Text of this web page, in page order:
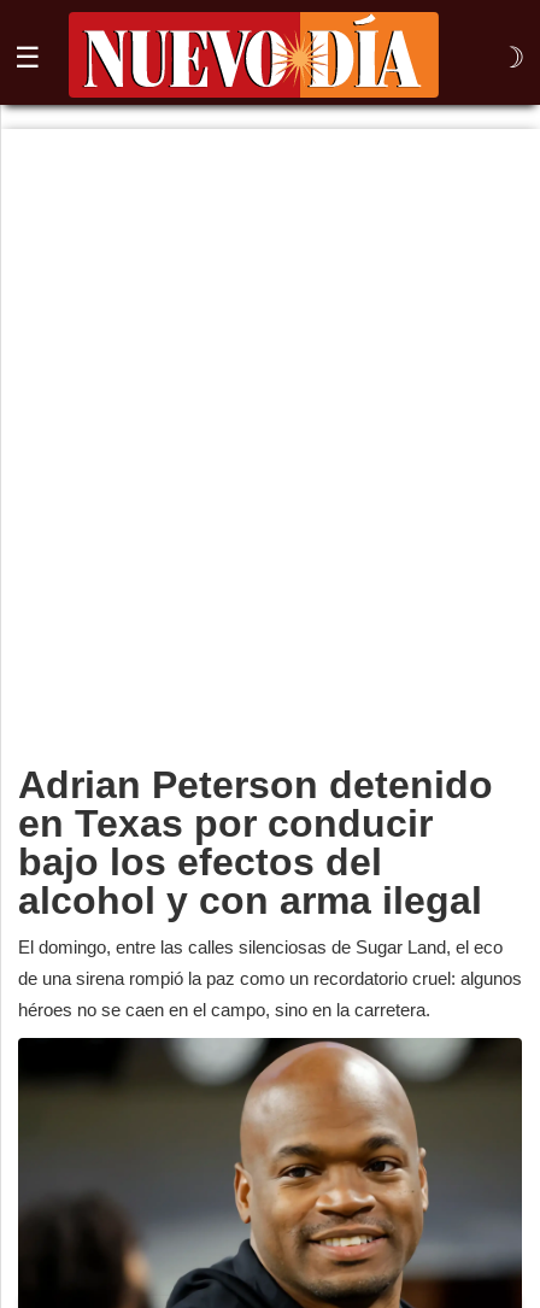
☰ ☽
⌕
Adrian Peterson detenido
en Texas por conducir
bajo los efectos del
alcohol y con arma ilegal
El domingo, entre las calles silenciosas de Sugar Land, el eco
de una sirena rompió la paz como un recordatorio cruel: algunos
héroes no se caen en el campo, sino en la carretera.